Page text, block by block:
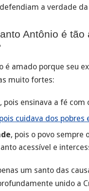
a verdade
Antônio é tão
é amado porque seu
muito fortes:
, pois ensinava a fé com
cuidava dos pobres
, pois o povo sempre
acessível e
um santo das
unido a